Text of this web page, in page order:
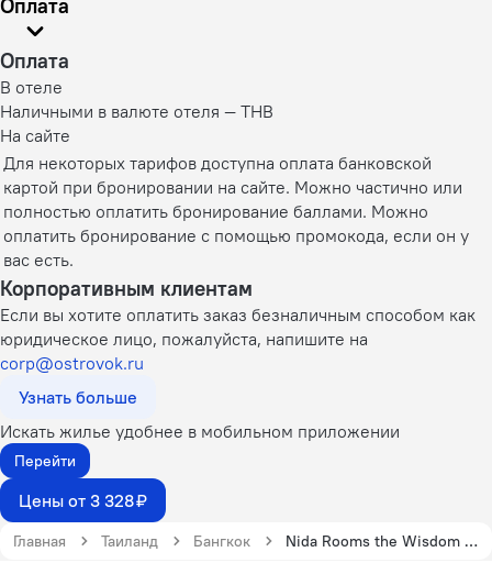
Оплата
Оплата
В отеле
Наличными в валюте отеля — THB
На сайте
Для некоторых тарифов доступна оплата банковской
картой при бронировании на сайте. Можно частично или
полностью оплатить бронирование баллами. Можно
оплатить бронирование с помощью промокода, если он у
вас есть.
Корпоративным клиентам
Если вы хотите оплатить заказ безналичным способом как
юридическое лицо, пожалуйста, напишите на
corp@ostrovok.ru
Узнать больше
Искать жилье удобнее в мобильном приложении
Перейти
Цены от 3 328 ₽
Главная Таиланд Бангкок Nida Rooms the Wisdom 62 Bueng Kum